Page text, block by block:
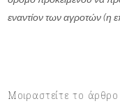
εναντίον των αγροτών (η
Μοιραστείτε το άρθρο